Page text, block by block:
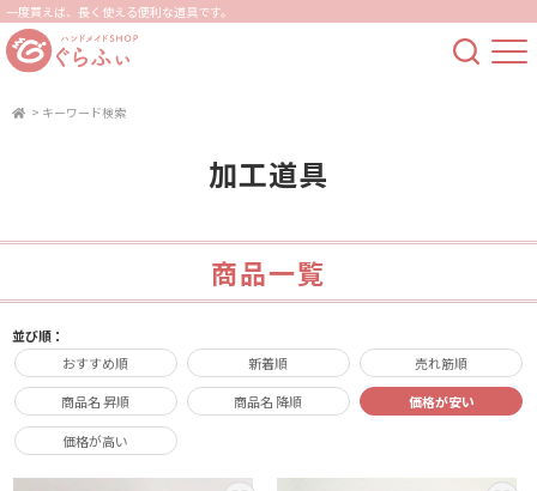
一度買えば、長く使える便利な道具です。
> キーワード検索
加工道具
商品一覧
並び順：
おすすめ順
新着順 売れ筋順
商品名 昇順 商品名 降順 価格が安い
価格が高い